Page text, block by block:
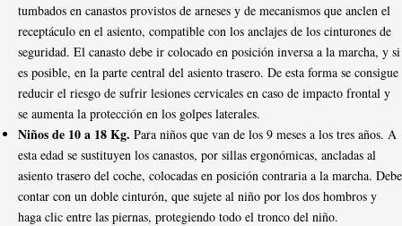
tumbados en canastos provistos de arneses y de mecanismos que anclen el
receptáculo en el asiento, compatible con los anclajes de los cinturones de
seguridad. El canasto debe ir colocado en posición inversa a la marcha, y si
es posible, en la parte central del asiento trasero. De esta forma se consigue
reducir el riesgo de sufrir lesiones cervicales en caso de impacto frontal y
se aumenta la protección en los golpes laterales.
Niños de 10 a 18 Kg. Para niños que van de los 9 meses a los tres años. A
esta edad se sustituyen los canastos, por sillas ergonómicas, ancladas al
asiento trasero del coche, colocadas en posición contraria a la marcha. Debe
contar con un doble cinturón, que sujete al niño por los dos hombros y
haga clic entre las piernas, protegiendo todo el tronco del niño.